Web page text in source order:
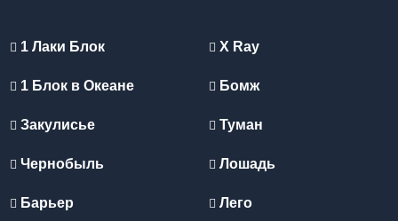
1 Лаки Блок
1 Блок в Океане
Закулисье
Чернобыль
Барьер
X Ray
Бомж
Туман
Лошадь
Лего